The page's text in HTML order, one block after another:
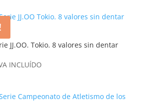
JJ.OO. Tokio. 8 valores sin dentar
INCLUÍDO